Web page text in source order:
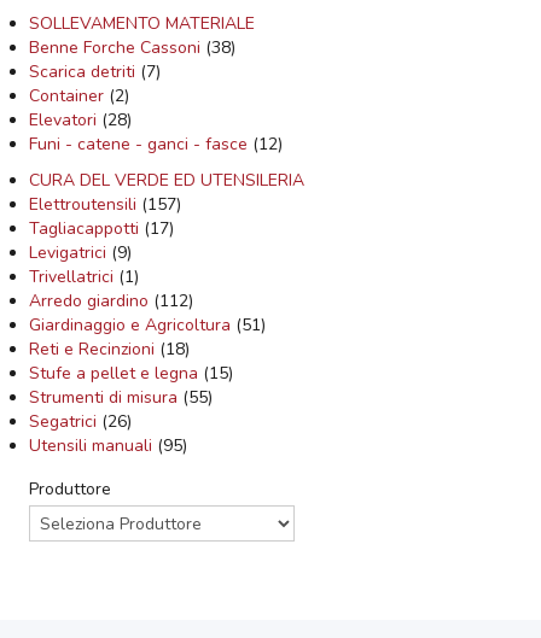
SOLLEVAMENTO MATERIALE
Benne Forche Cassoni (38)
Scarica detriti (7)
Container (2)
Elevatori (28)
Funi - catene - ganci - fasce (12)
CURA DEL VERDE ED UTENSILERIA
Elettroutensili (157)
Tagliacappotti (17)
Levigatrici (9)
Trivellatrici (1)
Arredo giardino (112)
Giardinaggio e Agricoltura (51)
Reti e Recinzioni (18)
Stufe a pellet e legna (15)
Strumenti di misura (55)
Segatrici (26)
Utensili manuali (95)
Produttore